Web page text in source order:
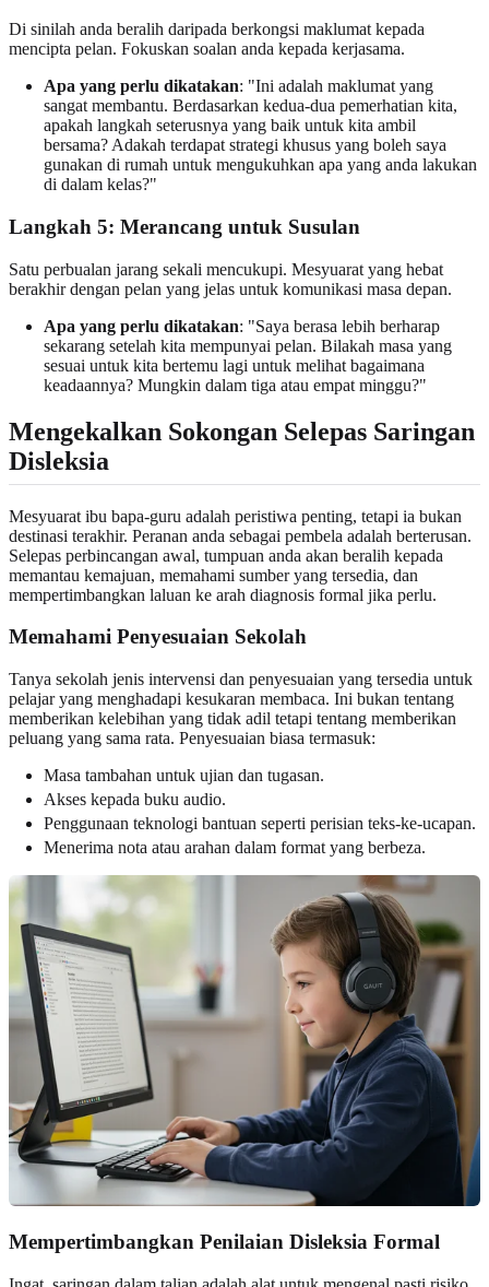
Di sinilah anda beralih daripada berkongsi maklumat kepada
mencipta pelan. Fokuskan soalan anda kepada kerjasama.
Apa yang perlu dikatakan: "Ini adalah maklumat yang
sangat membantu. Berdasarkan kedua-dua pemerhatian kita,
apakah langkah seterusnya yang baik untuk kita ambil
bersama? Adakah terdapat strategi khusus yang boleh saya
gunakan di rumah untuk mengukuhkan apa yang anda lakukan
di dalam kelas?"
Langkah 5: Merancang untuk Susulan
Satu perbualan jarang sekali mencukupi. Mesyuarat yang hebat
berakhir dengan pelan yang jelas untuk komunikasi masa depan.
Apa yang perlu dikatakan: "Saya berasa lebih berharap
sekarang setelah kita mempunyai pelan. Bilakah masa yang
sesuai untuk kita bertemu lagi untuk melihat bagaimana
keadaannya? Mungkin dalam tiga atau empat minggu?"
Mengekalkan Sokongan Selepas Saringan
Disleksia
Mesyuarat ibu bapa-guru adalah peristiwa penting, tetapi ia bukan
destinasi terakhir. Peranan anda sebagai pembela adalah berterusan.
Selepas perbincangan awal, tumpuan anda akan beralih kepada
memantau kemajuan, memahami sumber yang tersedia, dan
mempertimbangkan laluan ke arah diagnosis formal jika perlu.
Memahami Penyesuaian Sekolah
Tanya sekolah jenis intervensi dan penyesuaian yang tersedia untuk
pelajar yang menghadapi kesukaran membaca. Ini bukan tentang
memberikan kelebihan yang tidak adil tetapi tentang memberikan
peluang yang sama rata. Penyesuaian biasa termasuk:
Masa tambahan untuk ujian dan tugasan.
Akses kepada buku audio.
Penggunaan teknologi bantuan seperti perisian teks-ke-ucapan.
Menerima nota atau arahan dalam format yang berbeza.
Mempertimbangkan Penilaian Disleksia Formal